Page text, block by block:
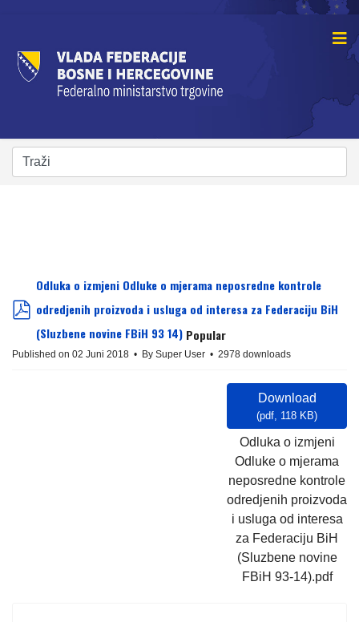
pdf
Odluka o izmjeni Odluke o mjerama neposredne kontrole
odredjenih proizvoda i usluga od interesa za Federaciju BiH
(Sluzbene novine FBiH 93 14) Popular
Published on 02 Juni 2018 By Super User 2978 downloads
Download
(pdf, 118 KB)
Odluka o izmjeni
Odluke o mjerama
neposredne kontrole
odredjenih proizvoda
i usluga od interesa
za Federaciju BiH
(Sluzbene novine
FBiH 93-14).pdf